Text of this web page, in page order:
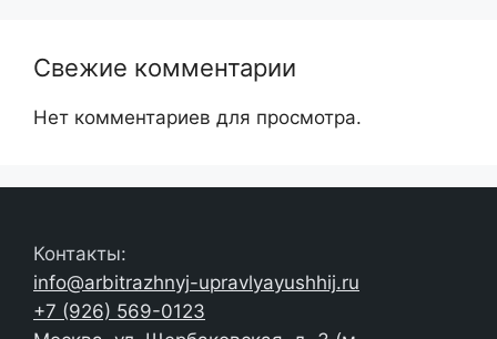
Свежие комментарии
Нет комментариев для просмотра.
Контакты:
info@arbitrazhnyj-upravlyayushhij.ru
+7 (926) 569-0123